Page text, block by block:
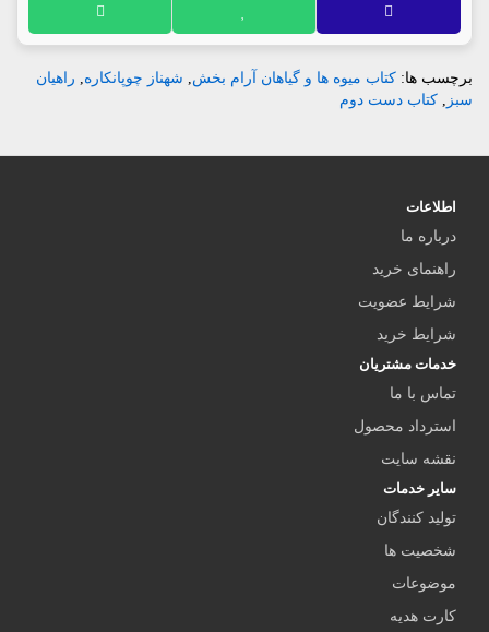
برچسب ها: کتاب میوه ها و گیاهان آرام بخش, شهناز چوپانکاره, راهیان
سبز , کتاب دست دوم
اطلاعات
درباره ما
راهنمای خرید
شرایط عضویت
شرایط خرید
خدمات مشتریان
تماس با ما
استرداد محصول
نقشه سایت
سایر خدمات
تولید کنندگان
شخصیت ها
موضوعات
کارت هدیه